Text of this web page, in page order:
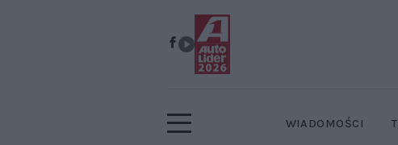
WIADOMOŚCI